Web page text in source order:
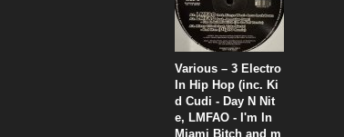
Various – 3 Electro
In Hip Hop (inc. Ki
d Cudi - Day N Nit
e, LMFAO - I'm In
Miami Bitch and m